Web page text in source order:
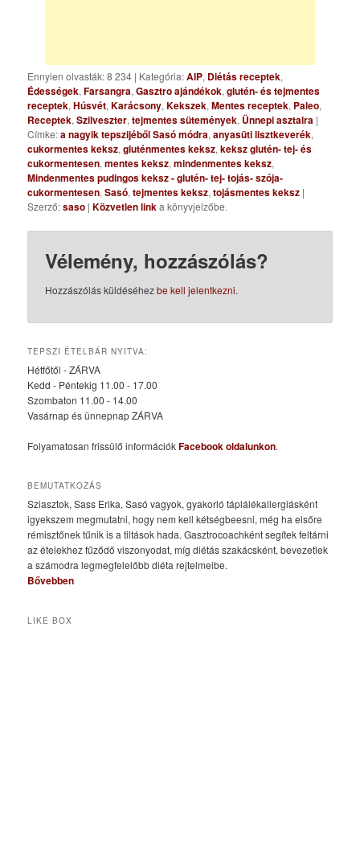
Ennyien olvasták: 8 234 | Kategória:AIP, Diétás receptek,
Édességek,Farsangra,Gasztro ajándékok,glutén- és tejmentes
receptek,Húsvét,Karácsony,Kekszek,Mentes receptek, Paleo,
Receptek,Szilveszter,tejmentes sütemények, Ünnepi asztalra |
Címke:a nagyik tepszijéből Sasó módra,anyasüti lisztkeverék,
cukormentes keksz,gluténmentes keksz,keksz glutén- tej- és
cukormentesen,mentes keksz,mindenmentes keksz,
Mindenmentes pudingos keksz - glutén- tej- tojás- szója-
cukormentesen,Sasó,tejmentes keksz,tojásmentes keksz |
Szerző:saso |Közvetlen linka könyvjelzőbe.
Vélemény, hozzászólás?
Hozzászólás küldéséhezbe kell jelentkezni.
TEPSZI ÉTELBÁR NYITVA:
Hétfőtől - ZÁRVA
Kedd - Péntekig 11.00 - 17.00
Szombaton 11.00 - 14.00
Vasárnap és ünnepnap ZÁRVA
Folyamatosan frissülő információkFacebook oldalunkon.
BEMUTATKOZÁS
Sziasztok, Sass Erika, Sasó vagyok, gyakorló táplálékallergiásként
igyekszem megmutatni, hogy nem kell kétségbeesni, még ha elsőre
rémisztőnek tűnik is a tiltások hada. Gasztrocoachként segítek feltárni
az ételekhez fűződő viszonyodat, míg diétás szakácsként, bevezetlek
a számodra legmegfelelőbb diéta rejtelmeibe.
Bővebben
LIKE BOX